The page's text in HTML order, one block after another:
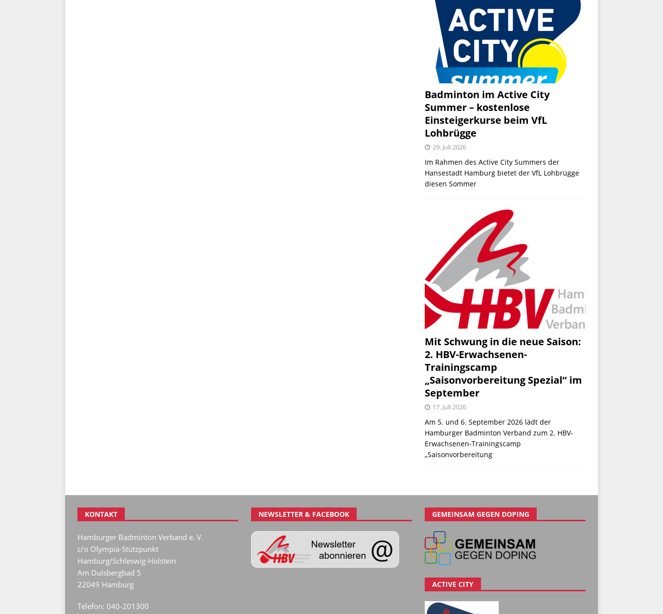
Badminton im Active City
Summer – kostenlose
Einsteigerkurse beim VfL
Lohbrügge
29. Juli 2026
Im Rahmen des Active City Summers der
Hansestadt Hamburg bietet der VfL Lohbrügge
diesen Sommer
Mit Schwung in die neue Saison:
2. HBV-Erwachsenen-
Trainingscamp
„Saisonvorbereitung Spezial“ im
September
17. Juli 2026
Am 5. und 6. September 2026 lädt der
Hamburger Badminton Verband zum 2. HBV-
Erwachsenen-Trainingscamp
„Saisonvorbereitung
KONTAKT
Hamburger Badminton Verband e. V.
c/o Olympia-Stützpunkt
Hamburg/Schleswig-Holstein
Am Dulsbergbad 5
22049 Hamburg
Telefon: 040-201300
NEWSLETTER & FACEBOOK GEMEINSAM GEGEN DOPING
ACTIVE CITY